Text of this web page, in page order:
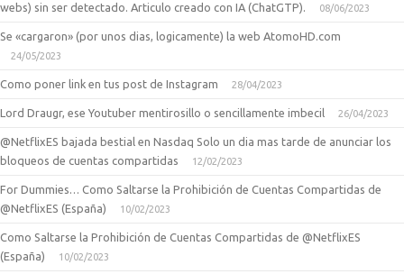
webs) sin ser detectado. Articulo creado con IA (ChatGTP).
08/06/2023
Se «cargaron» (por unos dias, logicamente) la web AtomoHD.com
24/05/2023
Como poner link en tus post de Instagram 28/04/2023
Lord Draugr, ese Youtuber mentirosillo o sencillamente imbecil 26/04/2023
@NetflixES bajada bestial en Nasdaq Solo un dia mas tarde de anunciar los
bloqueos de cuentas compartidas
12/02/2023
For Dummies… Como Saltarse la Prohibición de Cuentas Compartidas de
@NetflixES (España)
10/02/2023
Como Saltarse la Prohibición de Cuentas Compartidas de @NetflixES
(España)
10/02/2023